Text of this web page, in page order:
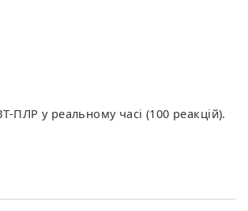
ПЛР у реальному часі (100 реакцій).